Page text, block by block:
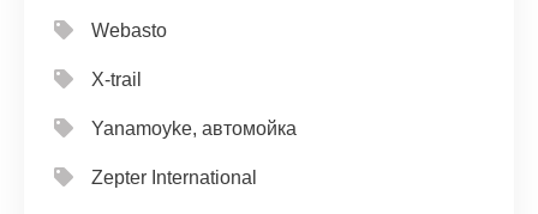
Webasto
X-trail
Yanamoyke, автомойка
Zepter International